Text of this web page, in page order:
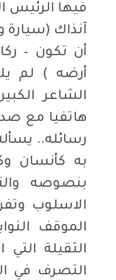
فيها الرئيس
آنذاك (سيارة
أن تكون –
أرضه ) لم
الشاعر
هاتفيا مع
رسائله..
به كأنسان
بنصوصه
الاسلوب
الموقف
الثقيلة
التصرف في